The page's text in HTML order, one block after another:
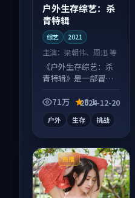
户外生存综艺：杀
青特辑
综艺 2021
主演： 梁朝伟、周迅 等
《户外生存综艺：杀
青特辑》是一部冒险
系层层推进，尾声常
71万 8.1
2024-12-20
户外 生存 挑战
中国 热播